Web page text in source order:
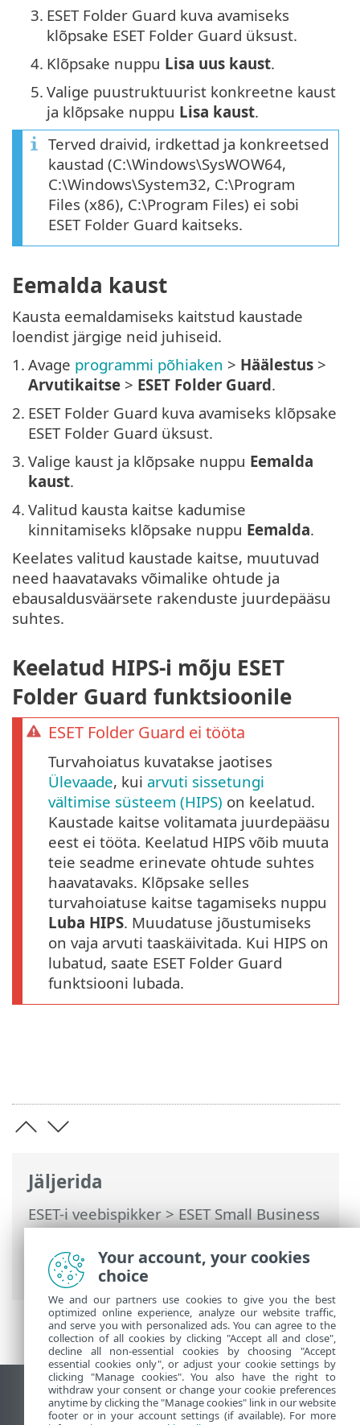
Jäljerida
ESET-i veebispikker>ESET Small Business
Security>Töötamine programmiga ESET
Small Business Security>Häälestus>
Arvutikaitse> ESET Folder Guard
3. ESET Folder Guard kuva avamiseks
klõpsake ESET Folder Guard üksust.
4. Klõpsake nuppu Lisa uus kaust.
5. Valige puustruktuurist konkreetne kaust
ja klõpsake nuppu Lisa kaust.
Terved draivid, irdkettad ja konkreetsed
kaustad (C:\Windows\SysWOW64,
C:\Windows\System32, C:\Program
Files (x86), C:\Program Files) ei sobi
ESET Folder Guard kaitseks.
Eemalda kaust
Kausta eemaldamiseks kaitstud kaustade
loendist järgige neid juhiseid.
1. Avage programmi põhiaken > Häälestus >
Arvutikaitse > ESET Folder Guard.
2. ESET Folder Guard kuva avamiseks klõpsake
ESET Folder Guard üksust.
3. Valige kaust ja klõpsake nuppu Eemalda
kaust.
4. Valitud kausta kaitse kadumise
kinnitamiseks klõpsake nuppu Eemalda.
Keelates valitud kaustade kaitse, muutuvad
need haavatavaks võimalike ohtude ja
ebausaldusväärsete rakenduste juurdepääsu
suhtes.
Keelatud HIPS-i mõju ESET
Folder Guard funktsioonile
ESET Folder Guard ei tööta
Turvahoiatus kuvatakse jaotises
Ülevaade, kui arvuti sissetungi
vältimise süsteem (HIPS) on keelatud.
Kaustade kaitse volitamata juurdepääsu
eest ei tööta. Keelatud HIPS võib muuta
teie seadme erinevate ohtude suhtes
haavatavaks. Klõpsake selles
turvahoiatuse kaitse tagamiseks nuppu
Luba HIPS. Muudatuse jõustumiseks
on vaja arvuti taaskäivitada. Kui HIPS on
lubatud, saate ESET Folder Guard
funktsiooni lubada.
Vaata tavaarvutile mõeldud veebilehte
End of Life
Your account, your cookies
choice
We and our partners use cookies to give you the best
optimized online experience, analyze our website traffic,
and serve you with personalized ads. You can agree to the
collection of all cookies by clicking "Accept all and close",
decline all non-essential cookies by choosing "Accept
essential cookies only", or adjust your cookie settings by
clicking "Manage cookies". You also have the right to
withdraw your consent or change your cookie preferences
anytime by clicking the "Manage cookies" link in our website
footer or in your account settings (if available). For more